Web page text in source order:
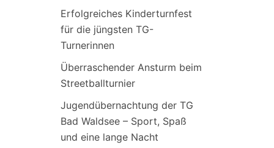
Erfolgreiches Kinderturnfest
für die jüngsten TG-
Turnerinnen
Überraschender Ansturm beim
Streetballturnier
Jugendübernachtung der TG
Bad Waldsee – Sport, Spaß
und eine lange Nacht